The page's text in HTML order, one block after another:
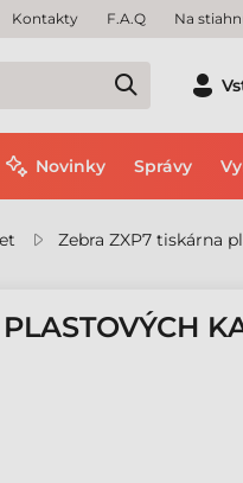
Kontakty F.A.Q Na
Novinky Správy
Zebra ZXP7 tiskárna